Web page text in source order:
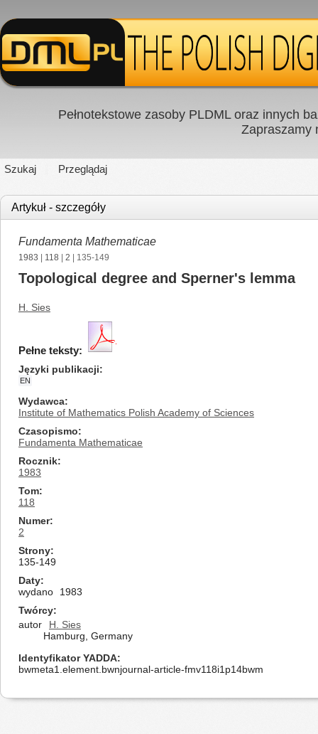
Pełnotekstowe zasoby PLDML oraz innych
Zapraszamy
Szukaj Przeglądaj
Artykuł - szczegóły
Fundamenta Mathematicae
1983 118 2 | 135-149
Topological degree and Sperner's lemma
H. Sies
Pełne teksty:
Języki publikacji
EN
Wydawca
Institute of Mathematics Polish Academy of Sciences
Czasopismo
Fundamenta Mathematicae
Rocznik
1983
Tom
118
Numer
2
Strony
135-149
Daty
wydano
1983
Twórcy
autor
H. Sies
Hamburg, Germany
Identyfikator YADDA
bwmeta1.element.bwnjournal-article-fmv118i1p14bwm